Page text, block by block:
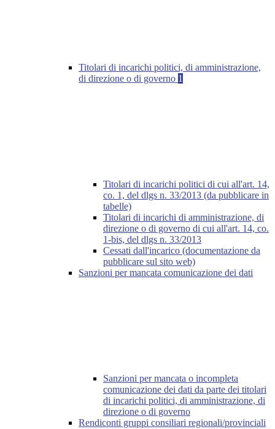
Titolari di incarichi politici, di amministrazione,
di direzione o di governo 1
Titolari di incarichi politici di cui all'art. 14,
co. 1, del dlgs n. 33/2013 (da pubblicare in
tabelle)
Titolari di incarichi di amministrazione, di
direzione o di governo di cui all'art. 14, co.
1-bis, del dlgs n. 33/2013
Cessati dall'incarico (documentazione da
pubblicare sul sito web)
Sanzioni per mancata comunicazione dei dati
Sanzioni per mancata o incompleta
comunicazione dei dati da parte dei titolari
di incarichi politici, di amministrazione, di
direzione o di governo
Rendiconti gruppi consiliari regionali/provinciali